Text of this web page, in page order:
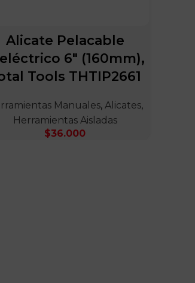
Alicate Pelacable
6″ (160mm),
Tools THTIP2661
Manuales, Alicates,
Herramientas Aisladas
$36.000